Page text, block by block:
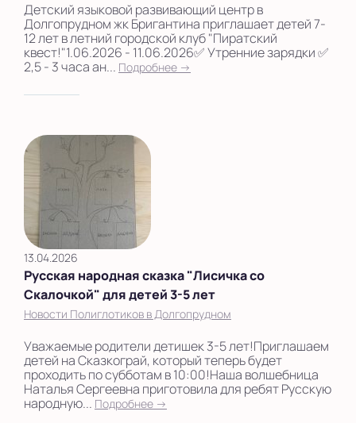
Детский языковой развивающий центр в
Долгопрудном жк Бригантина приглашает детей 7-
12 лет в летний городской клуб "Пиратский
квест!"1.06.2026 - 11.06.2026✅ Утренние зарядки ✅
2,5 - 3 часа ан... Подробнее →
13.04.2026
Русская народная сказка "Лисичка со
Скалочкой" для детей 3-5 лет
Новости Полиглотиков в Долгопрудном
Уважаемые родители детишек 3-5 лет!Приглашаем
детей на Сказкограй, который теперь будет
проходить по субботам в 10:00!Наша волшебница
Наталья Сергеевна приготовила для ребят Русскую
народную... Подробнее →